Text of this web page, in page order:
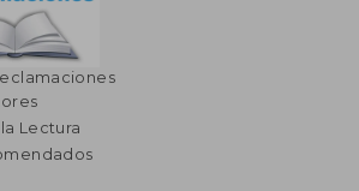
Lectura